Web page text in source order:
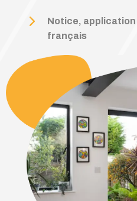
Notice,
français